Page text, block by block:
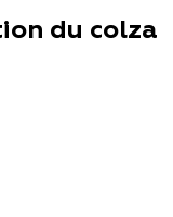
du colza